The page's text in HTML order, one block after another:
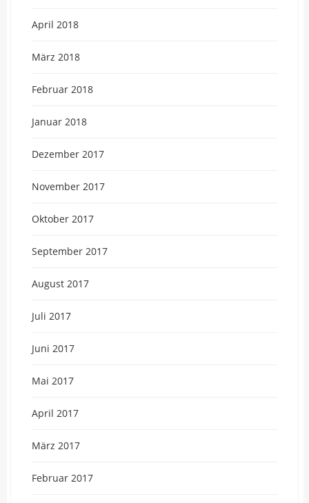
April 2018
März 2018
Februar 2018
Januar 2018
Dezember 2017
November 2017
Oktober 2017
September 2017
August 2017
Juli 2017
Juni 2017
Mai 2017
April 2017
März 2017
Februar 2017